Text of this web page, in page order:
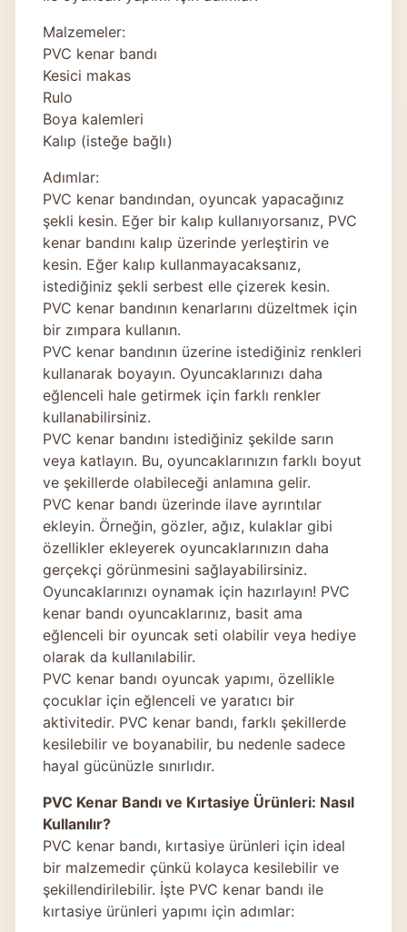
Malzemeler:
PVC kenar bandı
Kesici makas
Rulo
Boya kalemleri
Kalıp (isteğe bağlı)
Adımlar:
PVC kenar bandından, oyuncak yapacağınız
şekli kesin. Eğer bir kalıp kullanıyorsanız, PVC
kenar bandını kalıp üzerinde yerleştirin ve
kesin. Eğer kalıp kullanmayacaksanız,
istediğiniz şekli serbest elle çizerek kesin.
PVC kenar bandının kenarlarını düzeltmek için
bir zımpara kullanın.
PVC kenar bandının üzerine istediğiniz renkleri
kullanarak boyayın. Oyuncaklarınızı daha
eğlenceli hale getirmek için farklı renkler
kullanabilirsiniz.
PVC kenar bandını istediğiniz şekilde sarın
veya katlayın. Bu, oyuncaklarınızın farklı boyut
ve şekillerde olabileceği anlamına gelir.
PVC kenar bandı üzerinde ilave ayrıntılar
ekleyin. Örneğin, gözler, ağız, kulaklar gibi
özellikler ekleyerek oyuncaklarınızın daha
gerçekçi görünmesini sağlayabilirsiniz.
Oyuncaklarınızı oynamak için hazırlayın! PVC
kenar bandı oyuncaklarınız, basit ama
eğlenceli bir oyuncak seti olabilir veya hediye
olarak da kullanılabilir.
PVC kenar bandı oyuncak yapımı, özellikle
çocuklar için eğlenceli ve yaratıcı bir
aktivitedir. PVC kenar bandı, farklı şekillerde
kesilebilir ve boyanabilir, bu nedenle sadece
hayal gücünüzle sınırlıdır.
PVC Kenar Bandı ve Kırtasiye Ürünleri: Nasıl
Kullanılır?
PVC kenar bandı, kırtasiye ürünleri için ideal
bir malzemedir çünkü kolayca kesilebilir ve
şekillendirilebilir. İşte PVC kenar bandı ile
kırtasiye ürünleri yapımı için adımlar: